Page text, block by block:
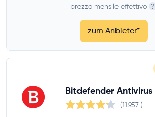
Funzioni dell’app
Fornitore
prezzo mensile effettivo ?
zum Anbieter*
Bitdefender Antivirus
(11.957 )